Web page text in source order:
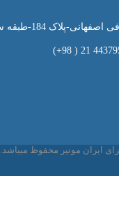
پلاک 184-طبقه سوم
ایران مونیر محفوظ میباشد.